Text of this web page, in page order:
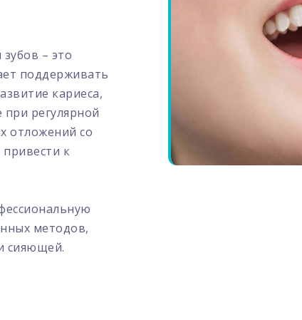
– это
поддерживать
кариеса,
регулярной
отложений со
к
методов,
сияющей.